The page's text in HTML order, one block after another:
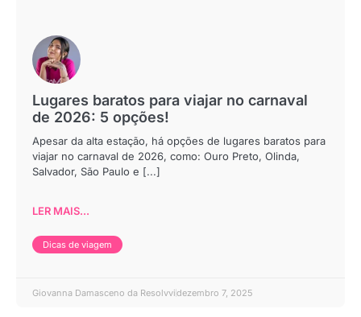
Lugares baratos para viajar no carnaval
de 2026: 5 opções!
Apesar da alta estação, há opções de lugares baratos para
viajar no carnaval de 2026, como: Ouro Preto, Olinda,
Salvador, São Paulo e [...]
LER MAIS...
Dicas de viagem
Giovanna Damasceno da Resolvvidezembro 7, 2025